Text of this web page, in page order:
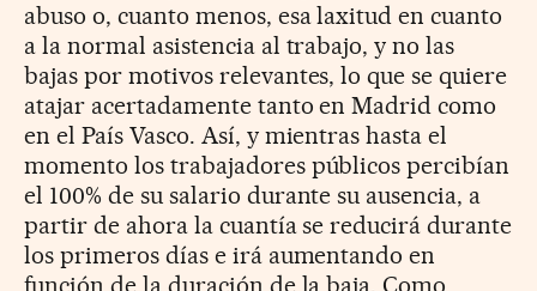
abuso o, cuanto menos, esa laxitud en cuanto
a la normal asistencia al trabajo, y no las
bajas por motivos relevantes, lo que se quiere
atajar acertadamente tanto en Madrid como
en el País Vasco. Así, y mientras hasta el
momento los trabajadores públicos percibían
el 100% de su salario durante su ausencia, a
partir de ahora la cuantía se reducirá durante
los primeros días e irá aumentando en
función de la duración de la baja. Como